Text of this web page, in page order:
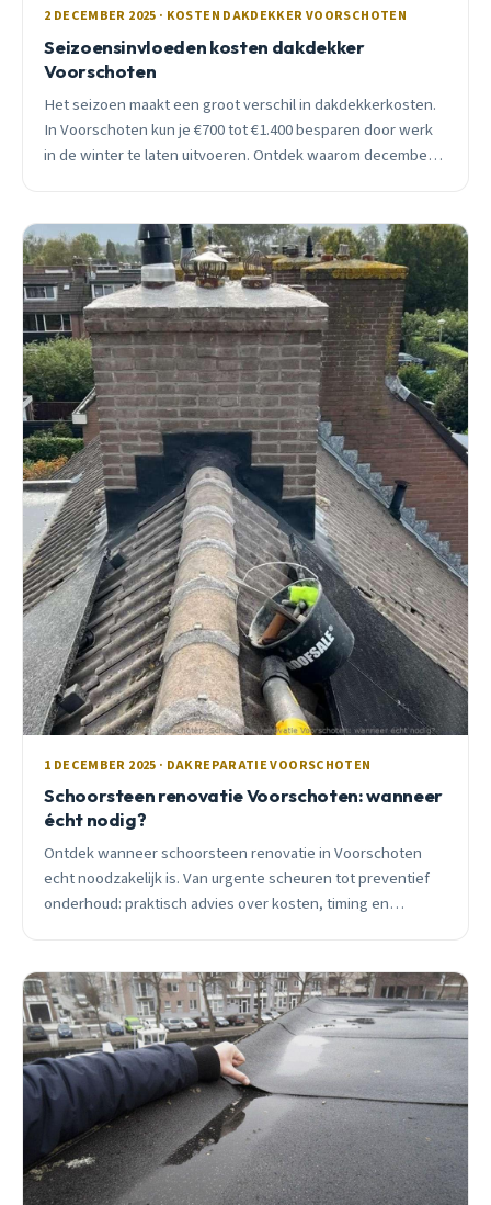
2 DECEMBER 2025 · KOSTEN DAKDEKKER VOORSCHOTEN
Seizoensinvloeden kosten dakdekker
Voorschoten
Het seizoen maakt een groot verschil in dakdekkerkosten.
In Voorschoten kun je €700 tot €1.400 besparen door werk
in de winter te laten uitvoeren. Ontdek waarom december
1 DECEMBER 2025 · DAKREPARATIE VOORSCHOTEN
Schoorsteen renovatie Voorschoten: wanneer
écht nodig?
Ontdek wanneer schoorsteen renovatie in Voorschoten
echt noodzakelijk is. Van urgente scheuren tot preventief
onderhoud: praktisch advies over kosten, timing en